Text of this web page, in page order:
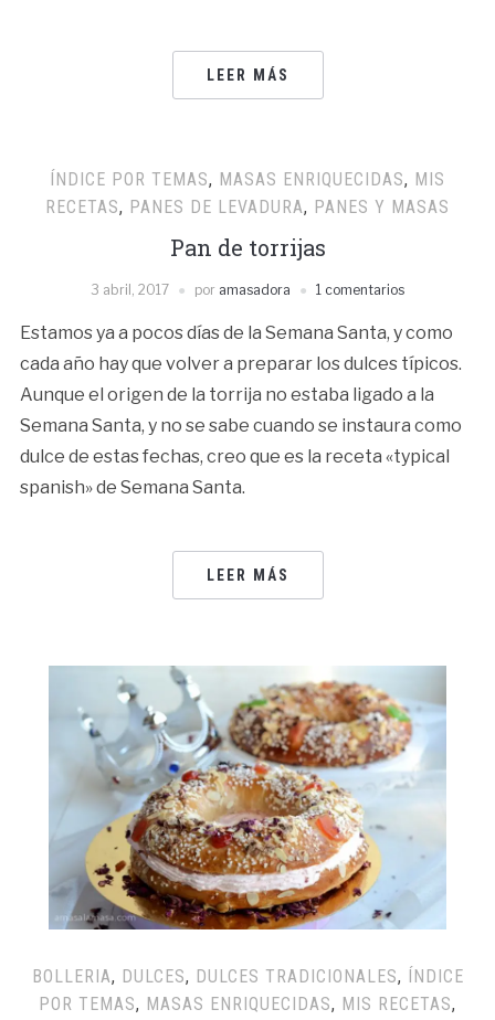
LEER MÁS
ÍNDICE POR TEMAS, MASAS ENRIQUECIDAS, MIS
RECETAS, PANES DE LEVADURA, PANES Y MASAS
Pan de torrijas
3 abril, 2017 por amasadora 1 comentarios
Estamos ya a pocos días de la Semana Santa, y como
cada año hay que volver a preparar los dulces típicos.
Aunque el origen de la torrija no estaba ligado a la
Semana Santa, y no se sabe cuando se instaura como
dulce de estas fechas, creo que es la receta «typical
spanish» de Semana Santa.
LEER MÁS
BOLLERIA, DULCES, DULCES TRADICIONALES,
ÍNDICE
POR TEMAS, MASAS ENRIQUECIDAS, MIS RECETAS,